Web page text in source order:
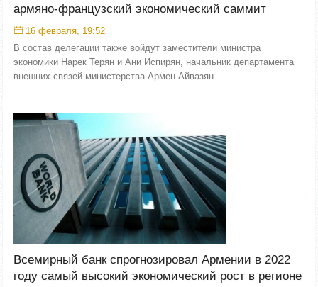
армяно-французский экономический саммит
16 февраля, 19:52
В состав делегации также войдут заместители министра
экономики Нарек Терян и Ани Испирян, начальник департамента
внешних связей министерства Армен Айвазян.
Всемирный банк спрогнозировал Армении в 2022
году самый высокий экономический рост в регионе